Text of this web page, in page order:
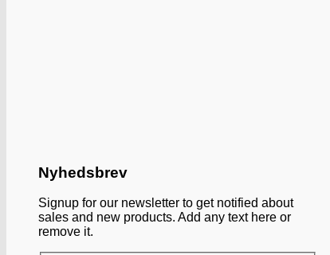
Nyhedsbrev
Signup for our newsletter to get notified about
sales and new products. Add any text here or
remove it.